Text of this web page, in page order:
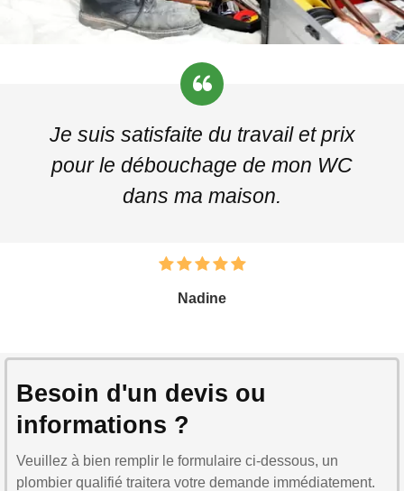
Je suis satisfaite du travail et prix
pour le débouchage de mon WC
dans ma maison.
Nadine
Besoin d'un devis ou
informations ?
Veuillez à bien remplir le formulaire ci-dessous, un
plombier qualifié traitera votre demande immédiatement.